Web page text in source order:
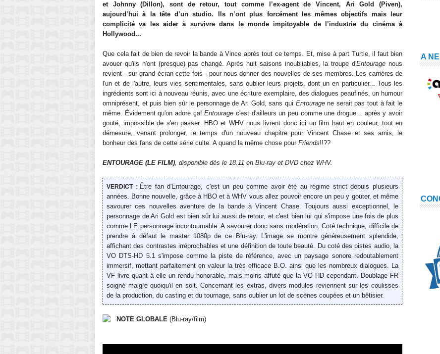
et Johnny (Dillon), sont de retour, tout comme l’ex-agent de Vincent, Ari Gold (Piven),
aujourd’hui à la tête d’un studio. Ils n’ont plus forcément les mêmes objectifs mais leur
complicité va les aider à survivre dans le monde impitoyable de l’industrie du cinéma à
Hollywood...
Que cela fait de bien de revoir la bande à Vince après tout ce temps. Et, mise à part Turtle, il faut bien
avouer qu'ils n'ont (presque) pas changé.Après huit saisons inoubliables, latroupe d'Entourage nous
revient - sur grand écran cette fois - pour nous donner des nouvelles de ses membres. Les carrières de
l'un et de l'autre, leurs vies sentimentales, sans oublier leurs projets, dont un en particulier... Tous les
ingrédients sont ici à nouveau réunis, avec une écriture exemplaire, des dialogues peaufinés, un humour
omniprésent, et puis bien sûr le personnage de Ari Gold, sans qui Entouragene serait pastout à fait le
même. Évidementqu'on adore ça!Entourage c'est d'ailleurs un peu comme une drogue... après y avoir
gouté, impossible de s'en passer. HBOet WHVnous livrent donc ici un film haut en couleur, tout en
démesure, venant prolonger, le temps d'un nouveau chapitrepour Vincent Chase et ses amis, le
bonheur des fans de cette série culte. A quand la même chose pour Friends!!??
ENTOURAGE (LE FILM), disponible dès le 18.11 en Blu-ray et DVD chez WHV.
VERDICT: Être fan d'Entourage, c'est un peu comme avoir été au régime strict depuis plusieurs
années. Bonne nouvelle, grâceà HBO et à WHV vous allez pouvoir encore un peu y gouter, et même
savourer ces nouvelles aventure de la bande à Vincent Chase. Toujours aussi exceptionnel, le
personnage de Ari Gold est bien sûr lui aussi de retour, et c'est bien lui qui s'impose une foisde plus
comme LE personnageincontournable. A savourer donc sans modération. Coté technique, difficilede
prendre à défaut le master 1080pde ce Blu-ray. L'image se montre généreusement splendide,
affichant des contrastes irréprochables et une définition de toute beauté. Du coté des pistes audio, la
VO DTS-HD 5.1 s'impose comme la piste de référence, avec un paysage sonore redoutablement
immersif, mettant parfaitement envaleur la très efficace B.O. ainsi que les nombreux dialogues. La
VF livre quant à elle un rendu honorable, mais moins affuté que la VO HD cependant. Doublage FR
soigné malgré quoiqu'il en soit. Concernant les extras, divers modules reviennent sur les coulisses
de la production, du casting et du tournage,sans oublier un lot de scènes coupées et un bêtisier.
NOTE GLOBALE (Blu-ray/film)
A